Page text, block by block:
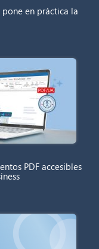
en práctica la
PDF accesibles